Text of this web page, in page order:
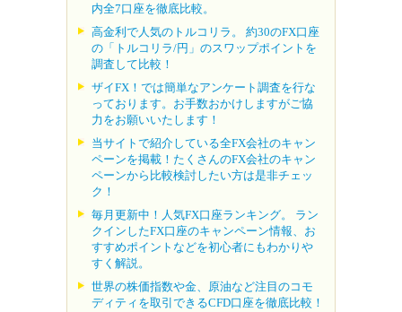
内全7口座を徹底比較。
高金利で人気のトルコリラ。 約30のFX口座
の「トルコリラ/円」のスワップポイントを
調査して比較！
ザイFX！では簡単なアンケート調査を行な
っております。お手数おかけしますがご協
力をお願いいたします！
当サイトで紹介している全FX会社のキャン
ペーンを掲載！たくさんのFX会社のキャン
ペーンから比較検討したい方は是非チェッ
ク！
毎月更新中！人気FX口座ランキング。 ラン
クインしたFX口座のキャンペーン情報、お
すすめポイントなどを初心者にもわかりや
すく解説。
世界の株価指数や金、原油など注目のコモ
ディティを取引できるCFD口座を徹底比較！